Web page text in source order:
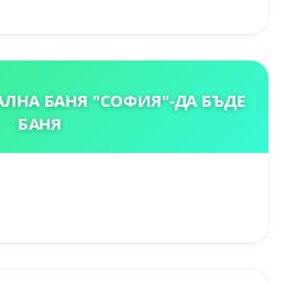
БАНЯ "СОФИЯ"-ДА БЪДЕ
БАНЯ